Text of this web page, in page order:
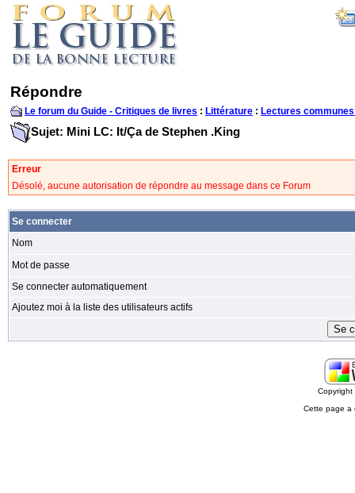
Répondre
Le forum du Guide - Critiques de livres : Littérature : Lectures
Sujet: Mini LC: It/Ça de Stephen .King
Erreur
Désolé, aucune autorisation de répondre au message dans ce Forum
Se connecter
Nom
Mot de passe
Se connecter automatiquement
Ajoutez moi à la liste des utilisateurs actifs
Cette page a